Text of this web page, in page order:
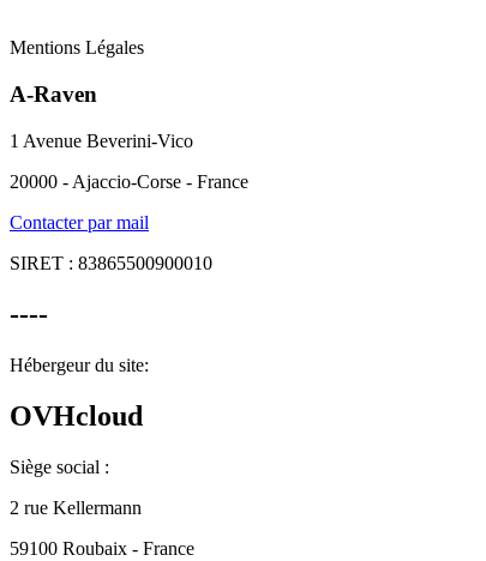
Mentions Légales
A-Raven
1 Avenue Beverini-Vico
20000 - Ajaccio-Corse - France
Contacter par mail
SIRET : 83865500900010
----
Hébergeur du site:
OVHcloud
Siège social :
2 rue Kellermann
59100 Roubaix - France